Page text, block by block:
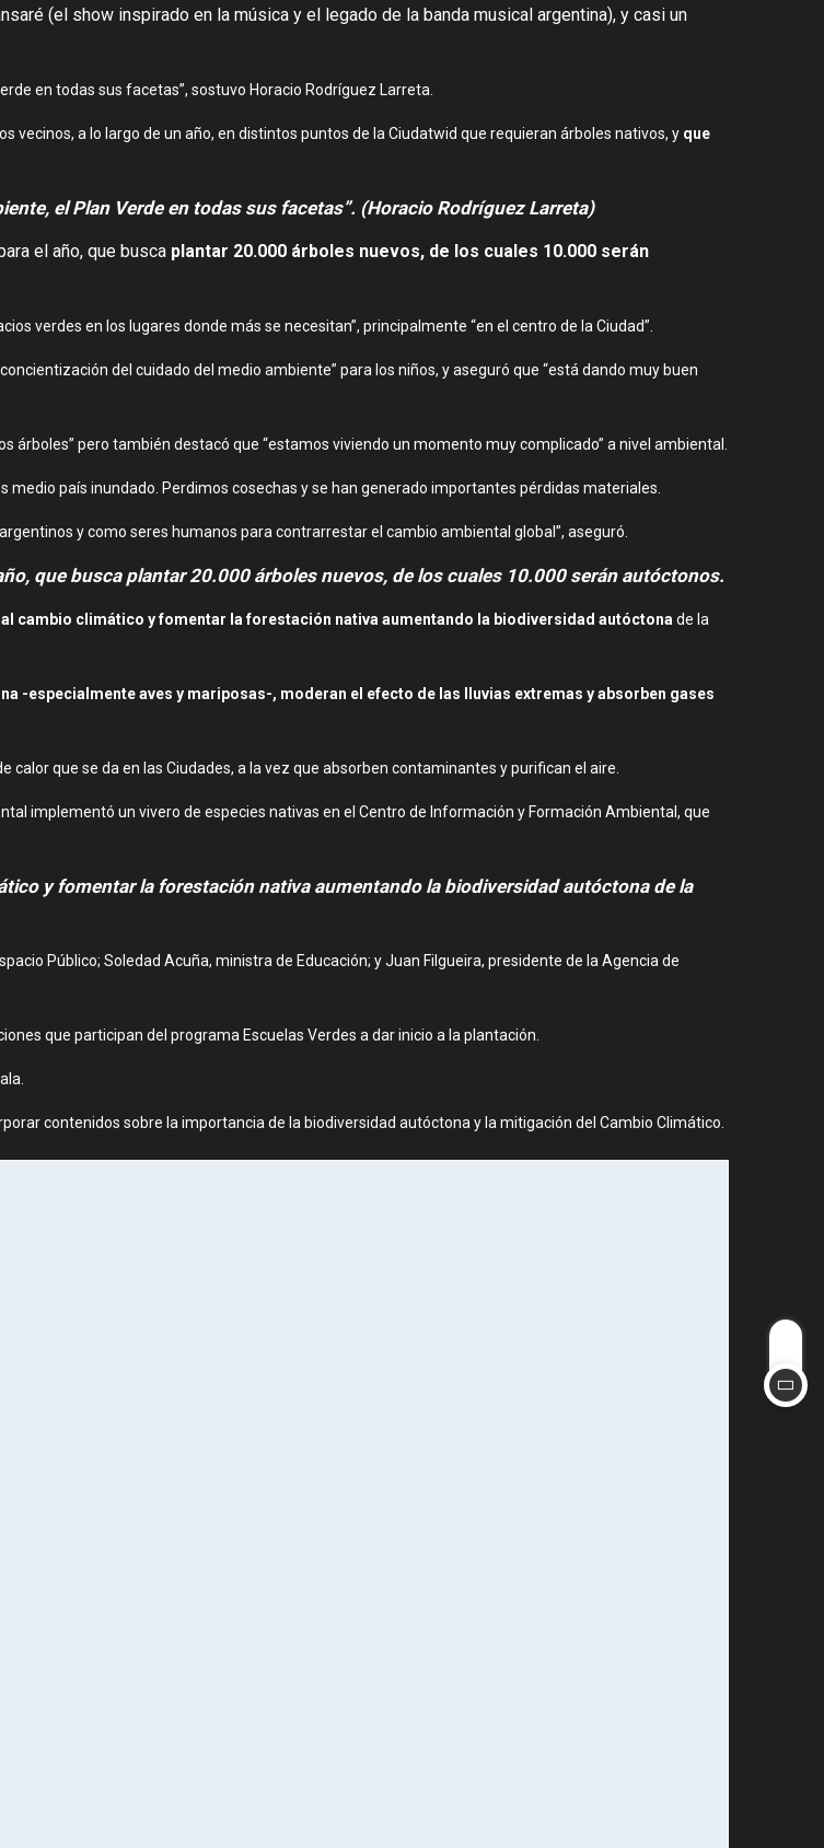
(el show inspirado en la música y el legado de la banda musical argentina), y casi un
en todas sus facetas”, sostuvo Horacio Rodríguez Larreta.
vecinos, a lo largo de un año, en distintos puntos de la Ciudatwid que requieran árboles nativos, y que
el Plan Verde en todas sus facetas”. (Horacio Rodríguez Larreta)
el año, que busca plantar 20.000 árboles nuevos, de los cuales 10.000 serán
verdes en los lugares donde más se necesitan”, principalmente “en el centro de la Ciudad”.
del cuidado del medio ambiente” para los niños, y aseguró que “está dando muy buen
pero también destacó que “estamos viviendo un momento muy complicado” a nivel ambiental.
país inundado. Perdimos cosechas y se han generado importantes pérdidas materiales.
y como seres humanos para contrarrestar el cambio ambiental global”, aseguró.
que busca plantar 20.000 árboles nuevos, de los cuales 10.000 serán autóctonos.
cambio climático y fomentar la forestación nativa aumentando la biodiversidad autóctona de la
-especialmente aves y mariposas-, moderan el efecto de las lluvias extremas y absorben gases
que se da en las Ciudades, a la vez que absorben contaminantes y purifican el aire.
implementó un vivero de especies nativas en el Centro de Información y Formación Ambiental, que
y fomentar la forestación nativa aumentando la biodiversidad autóctona de la
Público; Soledad Acuña, ministra de Educación; y Juan Filgueira, presidente de la Agencia de
que participan del programa Escuelas Verdes a dar inicio a la plantación.
contenidos sobre la importancia de la biodiversidad autóctona y la mitigación del Cambio Climático.